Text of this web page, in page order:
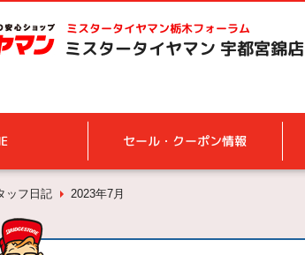
ミスタータイヤマン栃木フォーラム
ミスタータイヤマン 宇都宮錦店
セール・クーポン情報
ッフ日記 2023年7月